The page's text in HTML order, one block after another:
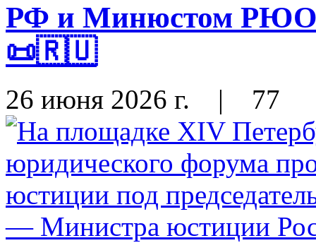
РФ и Минюстом РЮО
📜🇷🇺
26 июня 2026 г. | 77